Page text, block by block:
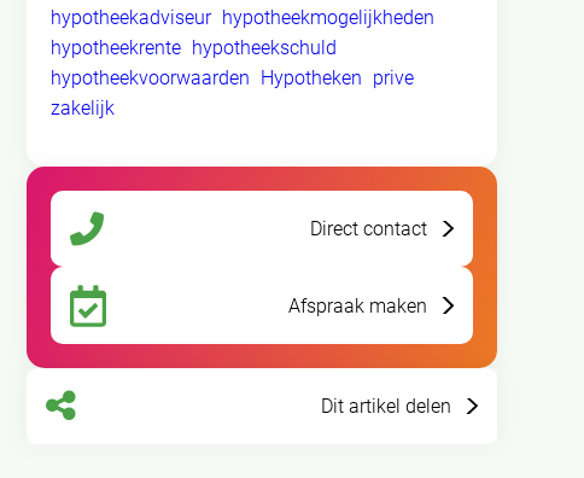
hypotheekadviseur hypotheekmogelijkheden
hypotheekrente hypotheekschuld
hypotheekvoorwaarden Hypotheken prive
zakelijk
Direct contact
Afspraak maken
Dit artikel delen